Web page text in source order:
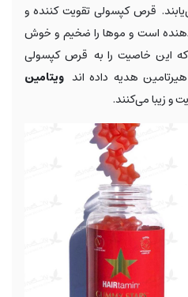
قرص کپسولی تقویت کننده و
است و موها را ضخیم و خوش
این خاصیت را به قرص کپسولی
هدیه داده اند ویتامین
و زیبا می‌کنند.